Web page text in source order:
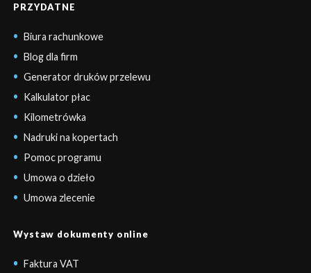
PRZYDATNE
Biura rachunkowe
Blog dla firm
Generator druków przelewu
Kalkulator płac
Kilometrówka
Nadruki na kopertach
Pomoc programu
Umowa o dzieło
Umowa zlecenie
Wystaw dokumenty online
Faktura VAT